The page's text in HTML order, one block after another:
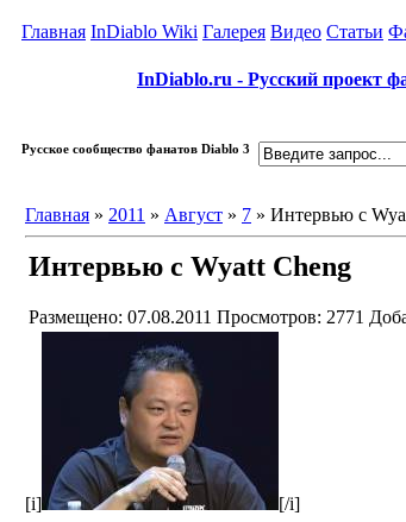
Главная InDiablo Wiki Галерея Видео Статьи
InDiablo.ru - Русский проект
Русское сообщество фанатов Diablo 3
Главная » 2011 » Август » 7 » Интервью с
Интервью с Wyatt Cheng
Размещено: 07.08.2011 Просмотров: 2771
[i] [/i]